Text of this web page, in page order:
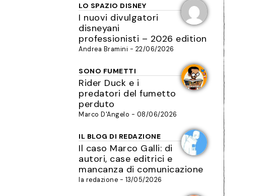
LO SPAZIO DISNEY
I nuovi divulgatori
disneyani
professionisti – 2026 edition
Andrea Bramini - 22/06/2026
SONO FUMETTI
Rider Duck e i
predatori del fumetto
perduto
Marco D'Angelo - 08/06/2026
IL BLOG DI REDAZIONE
Il caso Marco Galli: di
autori, case editrici e
mancanza di comunicazione
la redazione - 13/05/2026